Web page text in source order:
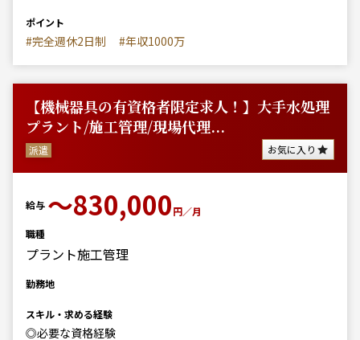
ポイント
#完全週休2日制 #年収1000万
【機械器具の有資格者限定求人！】大手水処理
プラント/施工管理/現場代理...
派遣 お気に入り
給与 〜830,000円／月
職種
プラント施工管理
勤務地
スキル・求める経験
◎必要な資格経験